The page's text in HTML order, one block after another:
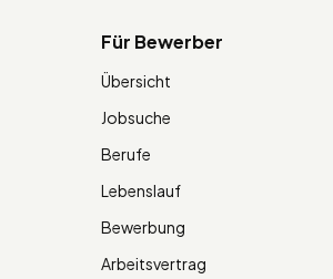
Für Bewerber
Übersicht
Jobsuche
Berufe
Lebenslauf
Bewerbung
Arbeitsvertrag